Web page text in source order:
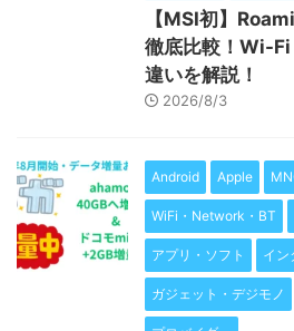
【MSI初】
徹底比較！Wi-Fi
違いを解説！
2026/8/3
Android Apple
WiFi・Network・BT
アプリ・ソフト イン
ガジェット・デジモノ